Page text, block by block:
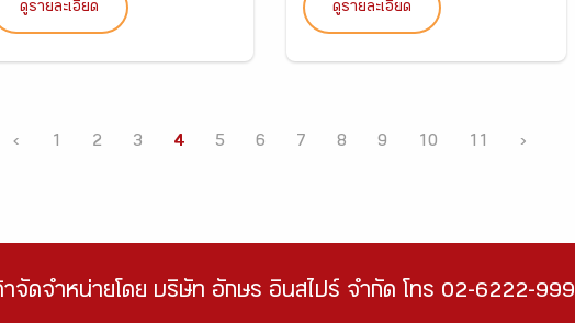
ดูรายละเอียด ดูรายละเอียด
‹ 1 2 3 4 5 6 7 8 9 10 11 ›
าจัดจำหน่ายโดย บริษัท อักษร อินสไปร์ จำกัด โทร 02-6222-999